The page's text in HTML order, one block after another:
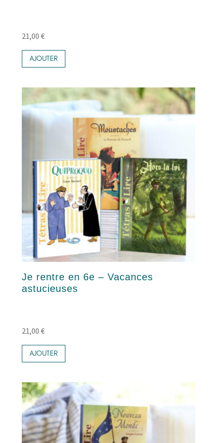
21,00 €
AJOUTER
Je rentre en 6e – Vacances
astucieuses
21,00 €
AJOUTER